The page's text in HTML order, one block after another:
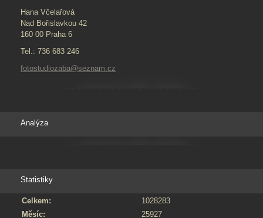
Hana Včelařová
Nad Bořislavkou 42
160 00 Praha 6
Tel.: 736 683 246
fotostudiozaba@seznam.cz
Analýza
Statistiky
Celkem:
1028283
Měsíc:
25927